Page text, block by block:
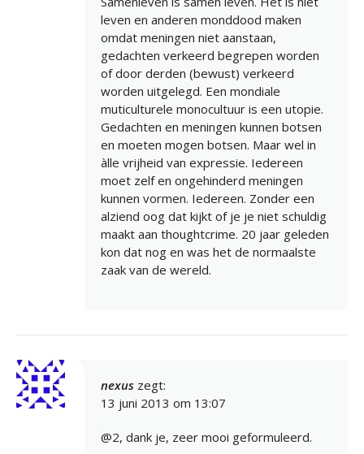
leven en anderen monddood maken
omdat meningen niet aanstaan,
gedachten verkeerd begrepen worden
of door derden (bewust) verkeerd
worden uitgelegd. Een mondiale
muticulturele monocultuur is een utopie.
Gedachten en meningen kunnen botsen
en moeten mogen botsen. Maar wel in
àlle vrijheid van expressie. Iedereen
moet zelf en ongehinderd meningen
kunnen vormen. Iedereen. Zonder een
alziend oog dat kijkt of je je niet schuldig
maakt aan thoughtcrime. 20 jaar geleden
kon dat nog en was het de normaalste
zaak van de wereld.
nexus zegt:
13 juni 2013 om 13:07
@2, dank je, zeer mooi geformuleerd.